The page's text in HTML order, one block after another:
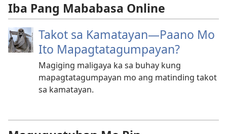
Iba Pang Mababasa Online
Takot sa Kamatayan—Paano Mo
Ito Mapagtatagumpayan?
Magiging maligaya ka sa buhay kung
mapagtatagumpayan mo ang matinding takot
sa kamatayan.